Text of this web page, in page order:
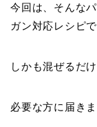
今回は、そんな
ガン対応レシピ
しかも混ぜるだ
必要な方に届き